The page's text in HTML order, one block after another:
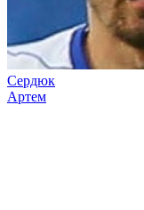
Сердюк
Артем